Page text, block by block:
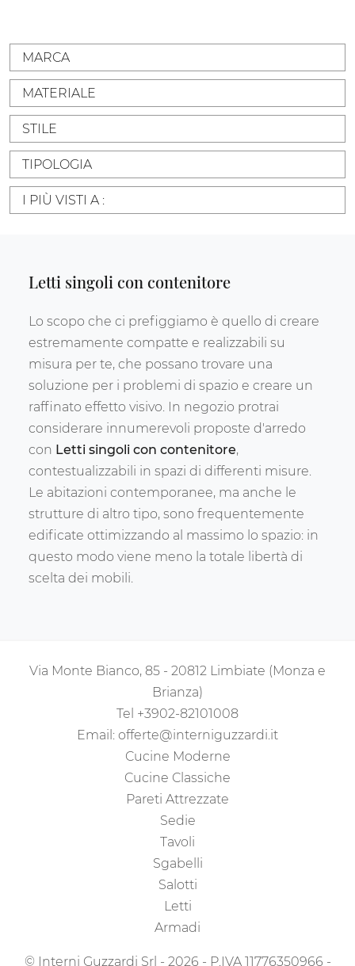
MARCA
MATERIALE
STILE
TIPOLOGIA
I PIÙ VISTI A :
Letti singoli con contenitore
Lo scopo che ci prefiggiamo è quello di creare
estremamente compatte e realizzabili su
misura per te, che possano trovare una
soluzione per i problemi di spazio e creare un
raffinato effetto visivo. In negozio protrai
considerare innumerevoli proposte d'arredo
con Letti singoli con contenitore,
contestualizzabili in spazi di differenti misure.
Le abitazioni contemporanee, ma anche le
strutture di altro tipo, sono frequentemente
edificate ottimizzando al massimo lo spazio: in
questo modo viene meno la totale libertà di
scelta dei mobili.
Via Monte Bianco, 85 - 20812 Limbiate (Monza e
Brianza)
Tel +3902-82101008
Email: offerte@interniguzzardi.it
Cucine Moderne
Cucine Classiche
Pareti Attrezzate
Sedie
Tavoli
Sgabelli
Salotti
Letti
Armadi
© Interni Guzzardi Srl - 2026 - P.IVA 11776350966 -